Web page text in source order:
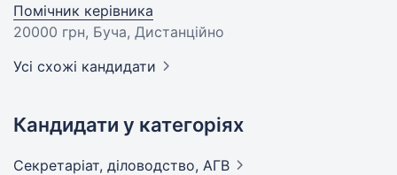
Помічник керівника
20000 грн, Буча, Дистанційно
Усі схожі кандидати
Кандидати у категоріях
Секретаріат, діловодство, АГВ